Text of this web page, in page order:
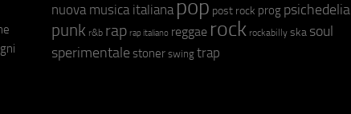
nuova musica italiana pop post rock prog psichedelia
punk r&b rap rap italiano reggae rock rockabilly ska soul
sperimentale stoner swing trap